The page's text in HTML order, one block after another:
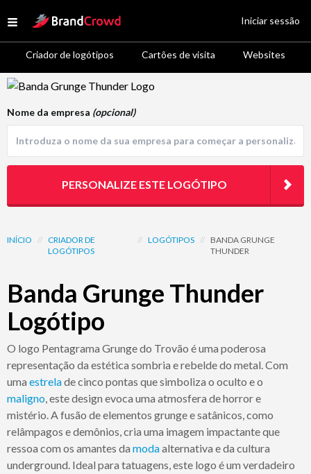
Open menu
Site Logo
Criador de logótipos Cartões de visita Websites
Iniciar sessão
Logo Template Preview
INÍCIO // CRIADOR DE
LOGÓTIPOS
// LOGÓTIPOS //
BANDA GRUNGE
THUNDER
Banda Grunge Thunder
Logótipo
O logo Pentagrama Grunge do Trovão é uma poderosa
representação da estética sombria e rebelde do metal. Com
uma estrelade cinco pontas que simboliza o oculto e o
maligno, este design evoca uma atmosfera de horror e
mistério. A fusão de elementos grunge e satânicos, como
relâmpagos e demônios, cria uma imagem impactante que
ressoa com os amantes da modaalternativa e da cultura
underground. Ideal para tatuagens, este logo é um verdadeiro
Nome da empresa (opcional)
PERSONALIZE ESTE LOGÓTIPO